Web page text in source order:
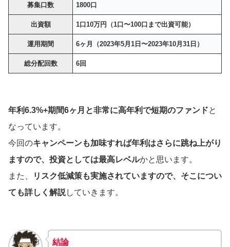
募集口数 1800口
出資額 1口10万円（1口〜100口まで出資可能）
運用期間 6ヶ月（2023年5月1日〜2023年10月31日）
総分配回数 6回
年利6.3%+期間6ヶ月と非常に高年利で短期のファンドと
なっています。
今回のキャンペーンも加味すれば年利はさらに跳ね上がり
ますので、投資としては最高レベルかと思います。
また、
リスク低減策も実施されていますので、そこについ
ても詳しく解説していきます。
結論